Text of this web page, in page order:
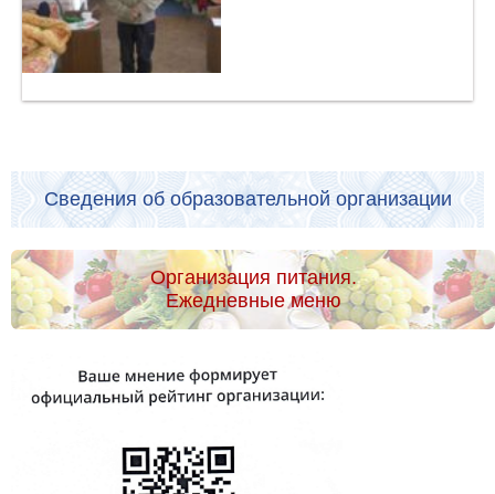
Сведения об образовательной организации
Организация питания.
Ежедневные меню